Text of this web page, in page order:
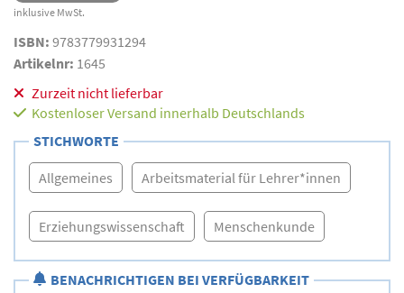
inklusive MwSt.
ISBN: 9783779931294
Artikelnr: 1645
Zurzeit nicht lieferbar
Kostenloser Versand innerhalb Deutschlands
STICHWORTE
Allgemeines Arbeitsmaterial für Lehrer*innen
Erziehungswissenschaft Menschenkunde
BENACHRICHTIGEN BEI VERFÜGBARKEIT